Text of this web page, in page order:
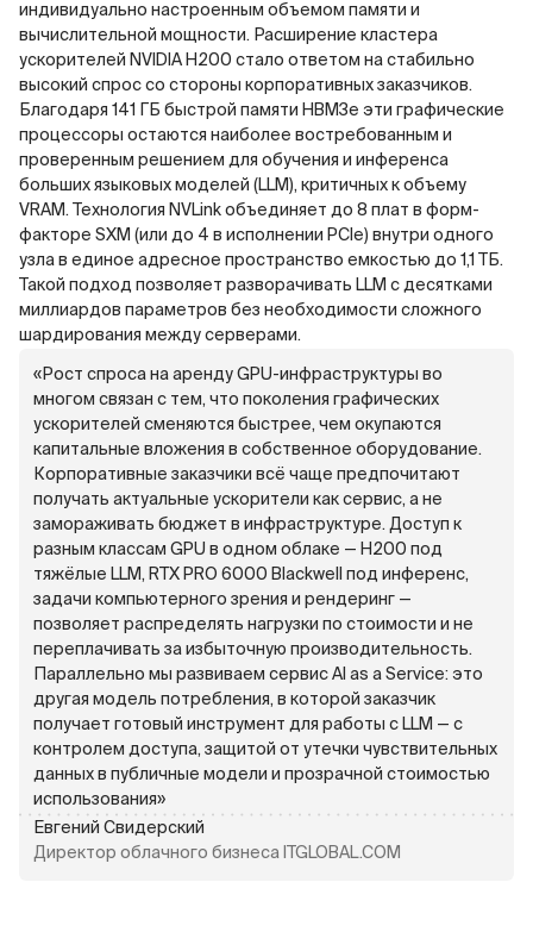
индивидуально настроенным объемом памяти и
вычислительной мощности. Расширение кластера
ускорителей NVIDIA H200 стало ответом на стабильно
высокий спрос со стороны корпоративных заказчиков.
Благодаря 141 ГБ быстрой памяти HBM3e эти графические
процессоры остаются наиболее востребованным и
проверенным решением для обучения и инференса
больших языковых моделей (LLM), критичных к объему
VRAM. Технология NVLink объединяет до 8 плат в форм-
факторе SXM (или до 4 в исполнении PCIe) внутри одного
узла в единое адресное пространство емкостью до 1,1 ТБ.
Такой подход позволяет разворачивать LLM с десятками
миллиардов параметров без необходимости сложного
шардирования между серверами.
«Рост спроса на аренду GPU-инфраструктуры во
многом связан с тем, что поколения графических
ускорителей сменяются быстрее, чем окупаются
капитальные вложения в собственное оборудование.
Корпоративные заказчики всё чаще предпочитают
получать актуальные ускорители как сервис, а не
замораживать бюджет в инфраструктуре. Доступ к
разным классам GPU в одном облаке — H200 под
тяжёлые LLM, RTX PRO 6000 Blackwell под инференс,
задачи компьютерного зрения и рендеринг —
позволяет распределять нагрузки по стоимости и не
переплачивать за избыточную производительность.
Параллельно мы развиваем сервис AI as a Service: это
другая модель потребления, в которой заказчик
получает готовый инструмент для работы с LLM — с
контролем доступа, защитой от утечки чувствительных
данных в публичные модели и прозрачной стоимостью
использования»
Евгений Свидерский
Директор облачного бизнеса ITGLOBAL.COM